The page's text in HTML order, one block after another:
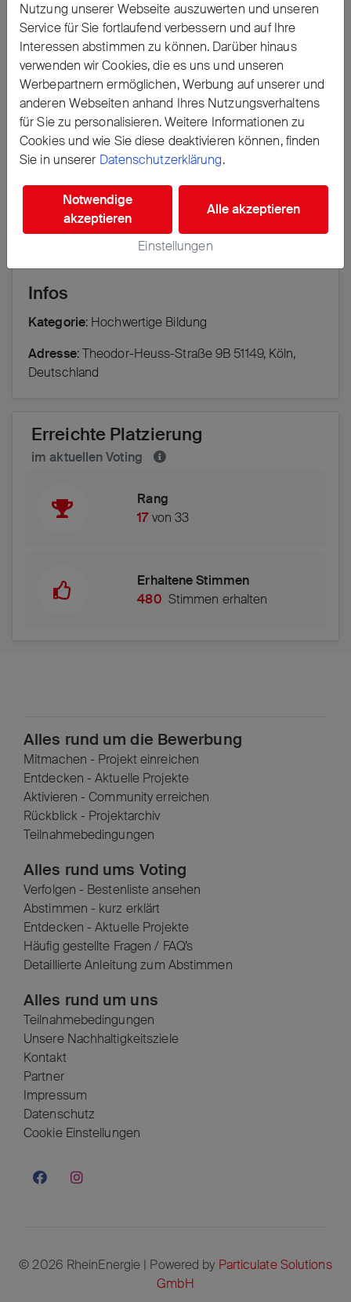
Nutzung unserer Webseite auszuwerten und unseren
Service für Sie fortlaufend verbessern und auf Ihre
Interessen abstimmen zu können. Darüber hinaus
verwenden wir Cookies, die es uns und unseren
Werbepartnern ermöglichen, Werbung auf unserer und
anderen Webseiten anhand Ihres Nutzungsverhaltens
für Sie zu personalisieren. Weitere Informationen zu
Cookies und wie Sie diese deaktivieren können, finden
Sie in unserer Datenschutzerklärung.
Notwendige
akzeptieren
Alle akzeptieren
Einstellungen
Erzählen Sie es Ihren Freunden
𝕏
Erreichte Platzierung
im aktuellen Voting
Rang
17von 33
Erhaltene Stimmen
480 Stimmen erhalten
Dieses Projekt ist archiviert.
Infos
Kategorie: Hochwertige Bildung
Adresse: Theodor-Heuss-Straße 9B 51149, Köln,
Deutschland
Alles rund um die Bewerbung
Mitmachen - Projekt einreichen
Entdecken - Aktuelle Projekte
Aktivieren - Community erreichen
Rückblick - Projektarchiv
Teilnahmebedingungen
Alles rund ums Voting
Verfolgen - Bestenliste ansehen
Abstimmen - kurz erklärt
Entdecken - Aktuelle Projekte
Häufig gestellte Fragen / FAQ’s
Detaillierte Anleitung zum Abstimmen
Alles rund um uns
Teilnahmebedingungen
Unsere Nachhaltigkeitsziele
Kontakt
Partner
Impressum
Datenschutz
Cookie Einstellungen
© 2026 RheinEnergie | Powered by Particulate Solutions
GmbH